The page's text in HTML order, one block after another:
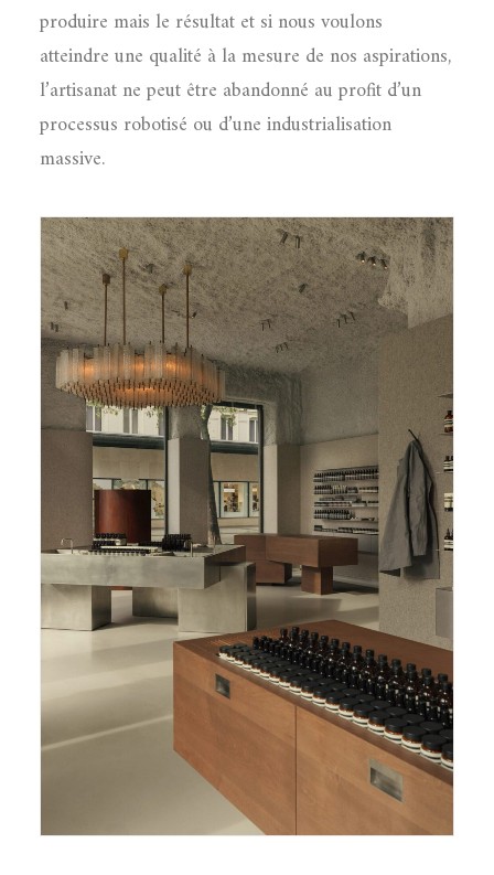
produire mais le résultat et si nous voulons
atteindre une qualité à la mesure de nos aspirations,
l’artisanat ne peut être abandonné au profit d’un
processus robotisé ou d’une industrialisation
massive.